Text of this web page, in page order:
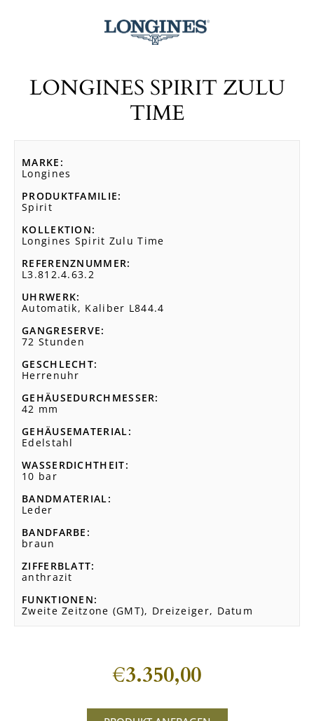
LONGINES SPIRIT ZULU
TIME
MARKE
Longines
PRODUKTFAMILIE
Spirit
KOLLEKTION
Longines Spirit Zulu Time
REFERENZNUMMER
L3.812.4.63.2
UHRWERK
Automatik, Kaliber L844.4
GANGRESERVE
72 Stunden
GESCHLECHT
Herrenuhr
GEHÄUSEDURCHMESSER
42 mm
GEHÄUSEMATERIAL
Edelstahl
WASSERDICHTHEIT
10 bar
BANDMATERIAL
Leder
BANDFARBE
braun
ZIFFERBLATT
anthrazit
FUNKTIONEN
Zweite Zeitzone (GMT), Dreizeiger, Datum
€3.350,00